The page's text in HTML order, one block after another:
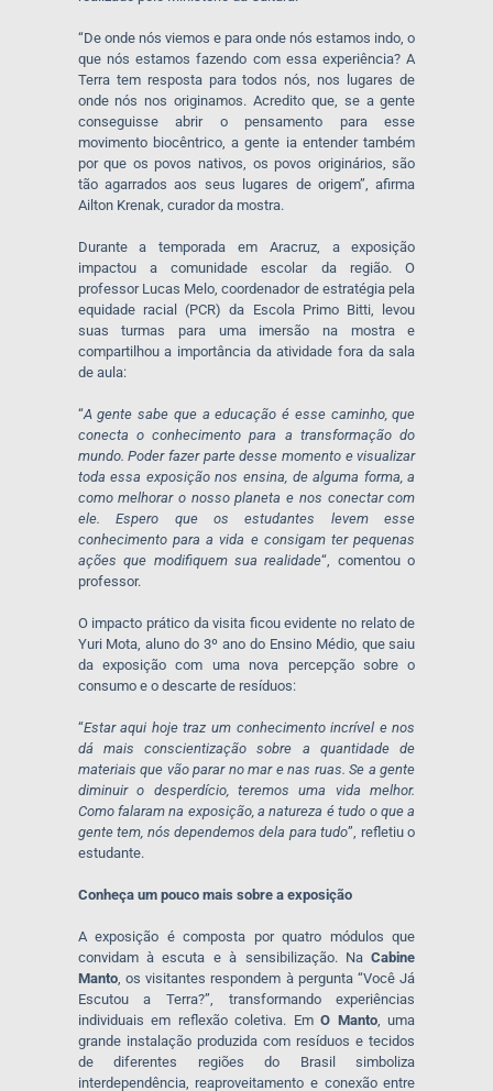
“De onde nós viemos e para onde nós estamos indo, o
que nós estamos fazendo com essa experiência? A
Terra tem resposta para todos nós, nos lugares de
onde nós nos originamos. Acredito que, se a gente
conseguisse abrir o pensamento para esse
movimento biocêntrico, a gente ia entender também
por que os povos nativos, os povos originários, são
tão agarrados aos seus lugares de origem”, afirma
Ailton Krenak, curador da mostra.
Durante a temporada em Aracruz, a exposição
impactou a comunidade escolar da região. O
professor Lucas Melo, coordenador de estratégia pela
equidade racial (PCR) da Escola Primo Bitti, levou
suas turmas para uma imersão na mostra e
compartilhou a importância da atividade fora da sala
de aula:
“A gente sabe que a educação é esse caminho, que
conecta o conhecimento para a transformação do
mundo. Poder fazer parte desse momento e visualizar
toda essa exposição nos ensina, de alguma forma, a
como melhorar o nosso planeta e nos conectar com
ele. Espero que os estudantes levem esse
conhecimento para a vida e consigam ter pequenas
ações que modifiquem sua realidade“, comentou o
professor.
O impacto prático da visita ficou evidente no relato de
Yuri Mota, aluno do 3º ano do Ensino Médio, que saiu
da exposição com uma nova percepção sobre o
consumo e o descarte de resíduos:
“Estar aqui hoje traz um conhecimento incrível e nos
dá mais conscientização sobre a quantidade de
materiais que vão parar no mar e nas ruas. Se a gente
diminuir o desperdício, teremos uma vida melhor.
Como falaram na exposição, a natureza é tudo o que a
gente tem, nós dependemos dela para tudo”, refletiu o
estudante.
Conheça um pouco mais sobre a exposição
A exposição é composta por quatro módulos que
convidam à escuta e à sensibilização. NaCabine
Manto, os visitantes respondem à pergunta “Você Já
Escutou a Terra?”, transformando experiências
individuais em reflexão coletiva. EmO Manto, uma
grande instalação produzida com resíduos e tecidos
de diferentes regiões do Brasil simboliza
interdependência, reaproveitamento e conexão entre